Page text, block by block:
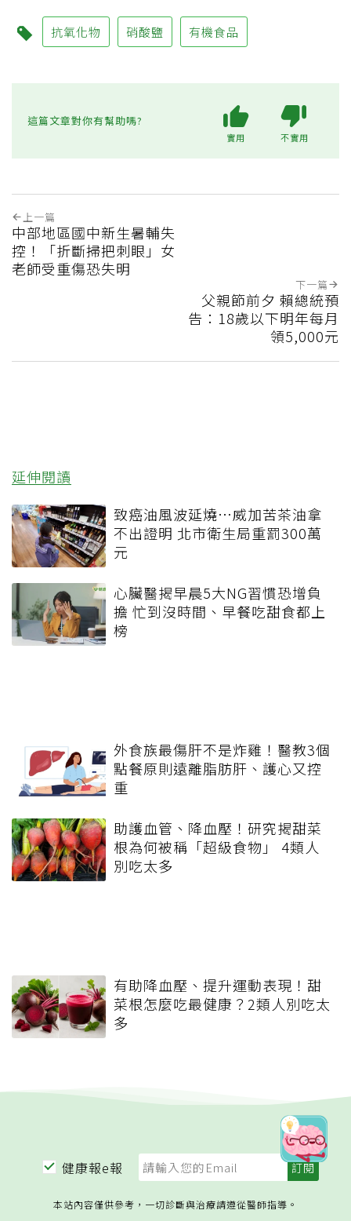
抗氧化物 硝酸鹽 有機食品
這篇文章對你有幫助嗎?
實用 不實用
上一篇
中部地區國中新生暑輔失
控！「折斷掃把刺眼」女
老師受重傷恐失明
下一篇
父親節前夕 賴總統預
告：18歲以下明年每月
領5,000元
延伸閱讀
致癌油風波延燒…威加苦茶油拿
不出證明 北市衛生局重罰300萬
元
心臟醫揭早晨5大NG習慣恐增負
擔 忙到沒時間、早餐吃甜食都上
榜
外食族最傷肝不是炸雞！醫教3個
點餐原則遠離脂肪肝、護心又控
重
助護血管、降血壓！研究揭甜菜
根為何被稱「超級食物」 4類人
別吃太多
有助降血壓、提升運動表現！甜
菜根怎麼吃最健康？2類人別吃太
多
健康報e報
本站內容僅供參考，一切診斷與治療請遵從醫師指導。